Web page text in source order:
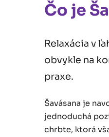
Čo je
Relaxácia v
obvykle na
praxe.
Šavásana je
jednoduchá
chrbte, ktorá